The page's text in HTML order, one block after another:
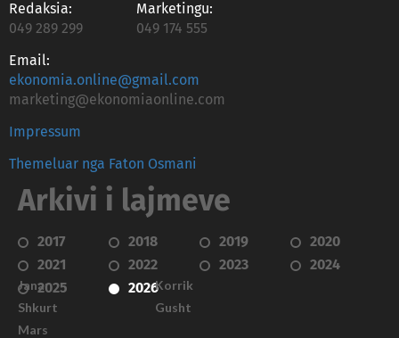
Redaksia:
049 289 299
Marketingu:
049 174 555
Email:
ekonomia.online@gmail.com
marketing@ekonomiaonline.com
Impressum
Themeluar nga Faton Osmani
Arkivi i lajmeve
2017 2018 2019
2020
2021
2022 2023
2024
2025
2026
Janar
Shkurt
Mars
Korrik
Gusht